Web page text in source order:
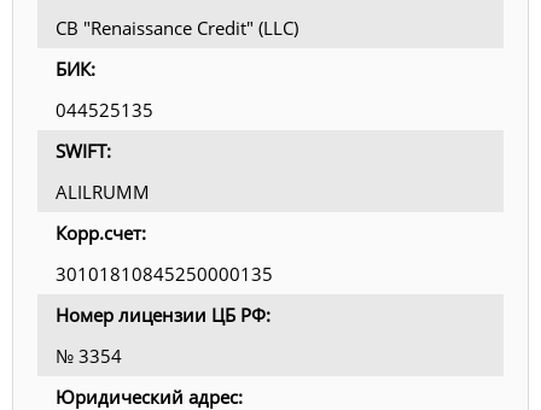
CB "Renaissance Credit" (LLC)
БИК:
044525135
SWIFT:
ALILRUMM
Корр.счет:
30101810845250000135
Номер лицензии ЦБ РФ:
№ 3354
Юридический адрес: